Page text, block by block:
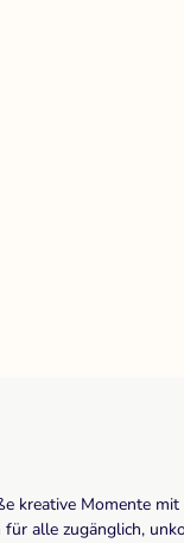
kreative Momente
für alle zugänglich,